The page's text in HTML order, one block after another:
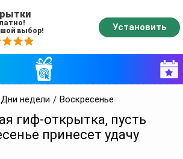
Дни недели Воскресенье
гиф-открытка, пусть
принесет удачу
выбор!
Установить